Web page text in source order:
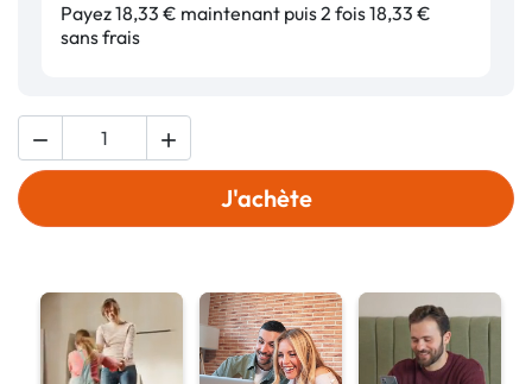
Payez 18,33 € maintenant puis 2 fois 18,33 €
sans frais
 
J'achète